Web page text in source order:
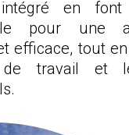
intégré en
pour une
efficace, tout
travail et